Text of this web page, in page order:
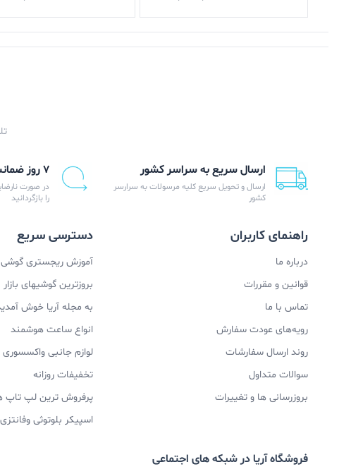
ارسال سریع به سراسر کشور
ارسال و تحویل سریع کلیه مرسولات به سرارسر
کشور
۷ روز ضمانت بازگشت
در صورت
را بازگردانید
راهنمای کاربران
درباره ما
قوانین و مقررات
تماس با ما
رویه‌های عودت سفارش
روند ارسال سفارشات
سوالات متداول
بروزرسانی ها و تغییرات
دسترسی سریع
آموزش ریجستری گوشی
بروزترین گوشیهای بازار
به مجله آریا خوش
انواع ساعت هوشمند
لوازم جانبی واکسسوری
تخفیفات روزانه
پرفروش ترین لپ تاپ
اسپیکر بلوتوثی
فروشگاه آریا در شبکه های اجتماعی